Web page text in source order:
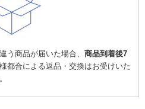
う商品が届いた場合、 商品到着後7
都合による返品・交換はお受けいた